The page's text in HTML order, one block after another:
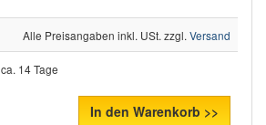
Alle Preisangaben inkl. USt. zzgl. Versand
ca. 14 Tage
In den Warenkorb >>